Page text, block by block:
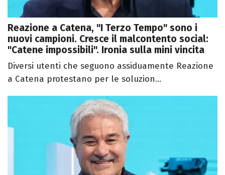
Reazione a Catena, "I Terzo Tempo" sono i
nuovi campioni. Cresce il malcontento social:
"Catene impossibili". Ironia sulla mini vincita
Diversi utenti che seguono assiduamente Reazione
a Catena protestano per le soluzion...